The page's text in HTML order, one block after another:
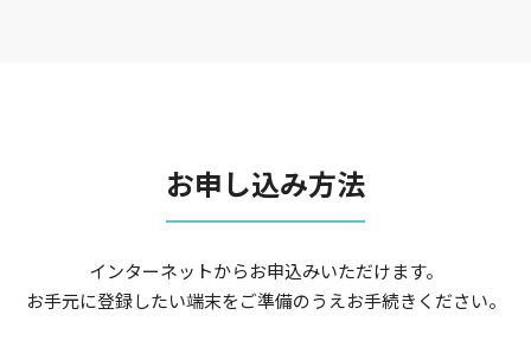
お申し込み方法
インターネットからお申込みいただけます。
お手元に登録したい端末をご準備のうえお手続きください。